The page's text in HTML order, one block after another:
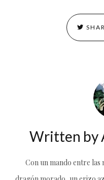
Written by
Con un mando entre las